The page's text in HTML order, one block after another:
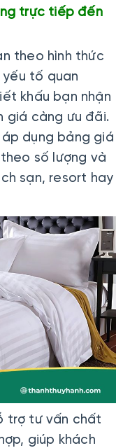
trực tiếp đến
theo hình thức
yếu tố quan
khấu bạn nhận
giá càng ưu đãi.
dụng bảng giá
số lượng và
sạn, resort hay
trợ tư vấn chất
giúp khách